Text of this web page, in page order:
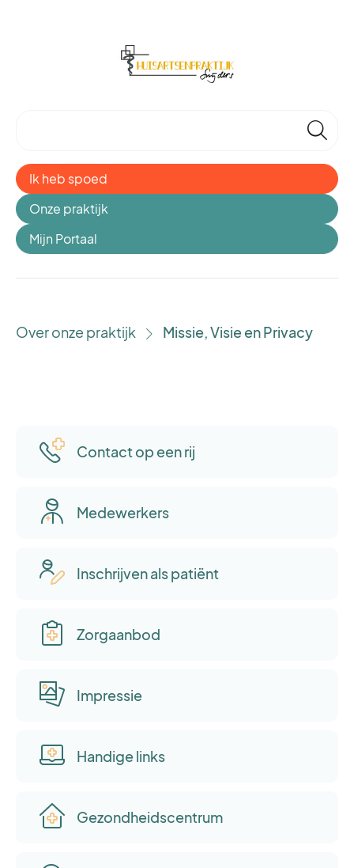
🔎
Onze praktijk
Mijn Portaal
Ik heb spoed
Over onze praktijk › Missie, Visie en Privacy
Contact op een rij
Medewerkers
Inschrijven als patiënt
Zorgaanbod
Impressie
Handige links
Gezondheidscentrum